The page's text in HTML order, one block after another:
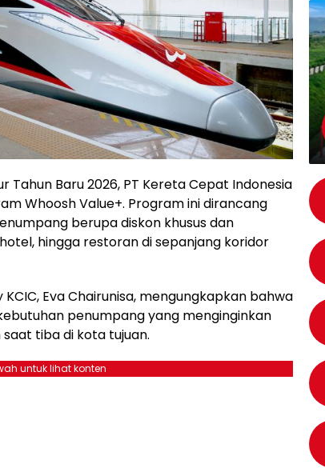
Tahun Baru 2026, PT Kereta Cepat Indonesia
Whoosh Value+. Program ini dirancang
berupa diskon khusus dan
hingga restoran di sepanjang koridor
Eva Chairunisa, mengungkapkan bahwa
penumpang yang menginginkan
tiba di kota tujuan.
untuk lihat konten